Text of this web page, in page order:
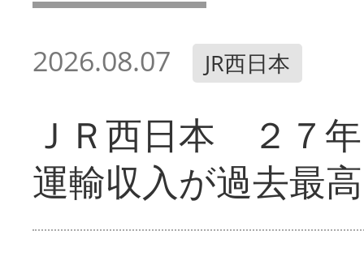
2026.08.07 JR西日本
ＪＲ西日本 ２７
運輸収入が過去最高